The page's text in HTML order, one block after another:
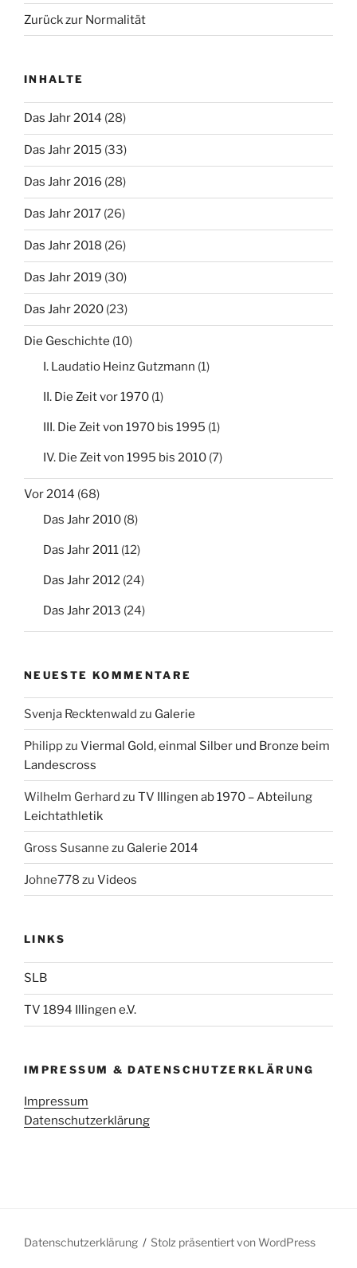
Zurück zur Normalität
INHALTE
Das Jahr 2014 (28)
Das Jahr 2015 (33)
Das Jahr 2016 (28)
Das Jahr 2017 (26)
Das Jahr 2018 (26)
Das Jahr 2019 (30)
Das Jahr 2020 (23)
Die Geschichte (10)
I. Laudatio Heinz Gutzmann (1)
II. Die Zeit vor 1970 (1)
III. Die Zeit von 1970 bis 1995 (1)
IV. Die Zeit von 1995 bis 2010 (7)
Vor 2014 (68)
Das Jahr 2010 (8)
Das Jahr 2011 (12)
Das Jahr 2012 (24)
Das Jahr 2013 (24)
NEUESTE KOMMENTARE
Svenja Recktenwald zu Galerie
Philippzu Viermal Gold, einmal Silber und Bronze beim
Landescross
Wilhelm Gerhard zu TV Illingen ab 1970 – Abteilung
Leichtathletik
Gross Susanne zu Galerie 2014
Johne778 zu Videos
LINKS
SLB
TV 1894 Illingen e.V.
IMPRESSUM & DATENSCHUTZERKLÄRUNG
Impressum
Datenschutzerklärung
Datenschutzerklärung Stolz präsentiert von WordPress